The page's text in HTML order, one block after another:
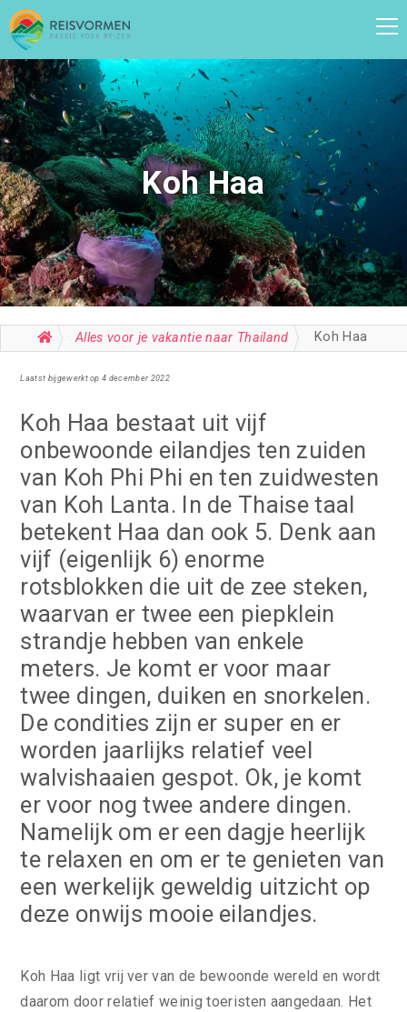
Koh Haa
Alles voor je vakantie naar Thailand Koh Haa
Laatst bijgewerkt op 4 december 2022
Koh Haa bestaat uit vijf
onbewoonde eilandjes ten zuiden
van Koh Phi Phi en ten zuidwesten
van Koh Lanta. In de Thaise taal
betekent Haa dan ook 5. Denk aan
vijf (eigenlijk 6) enorme
rotsblokken die uit de zee steken,
waarvan er twee een piepklein
strandje hebben van enkele
meters. Je komt er voor maar
twee dingen, duiken en snorkelen.
De condities zijn er super en er
worden jaarlijks relatief veel
walvishaaien gespot. Ok, je komt
er voor nog twee andere dingen.
Namelijk om er een dagje heerlijk
te relaxen en om er te genieten van
een werkelijk geweldig uitzicht op
deze onwijs mooie eilandjes.
Koh Haa ligt vrij ver van de bewoonde wereld en wordt
daarom door relatief weinig toeristen aangedaan. Het